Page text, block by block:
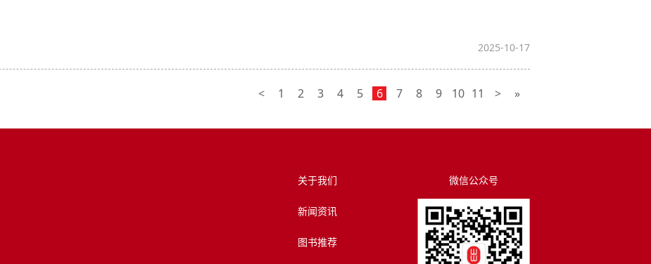
2025-10-17
< 1 2 3 4 5 6 7 8 9 10 11 > »
关于我们
新闻资讯
图书推荐
微信公众号